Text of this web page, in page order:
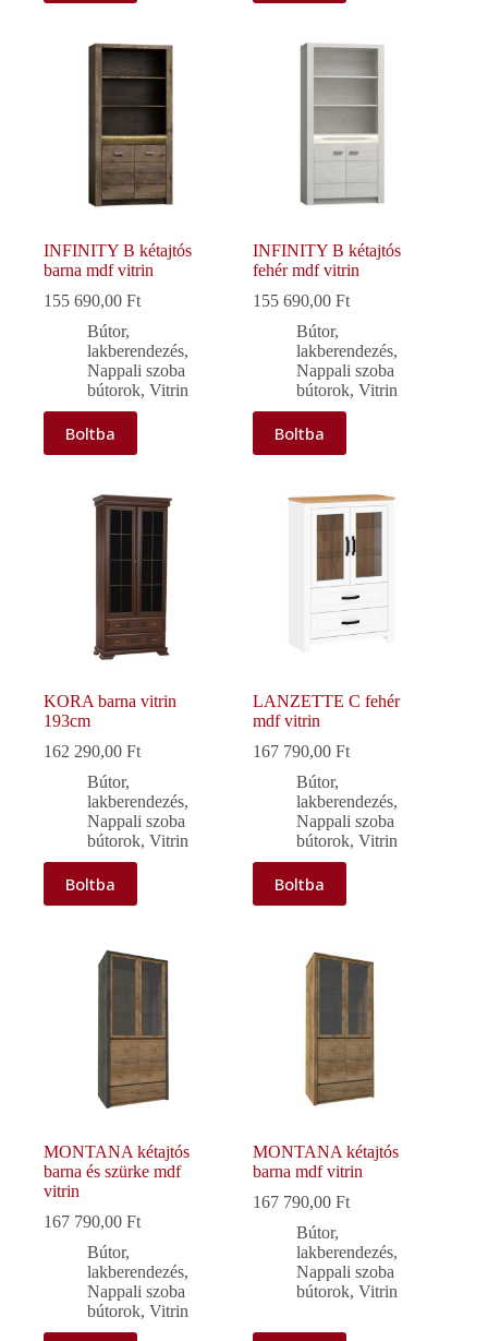
INFINITY B kétajtós
barna mdf vitrin
155 690,00 Ft
Bútor,
lakberendezés,
Nappali szoba
bútorok, Vitrin
Boltba
INFINITY B kétajtós
fehér mdf vitrin
155 690,00Ft
Bútor,
lakberendezés,
Nappali szoba
bútorok,Vitrin
Boltba
KORA barna vitrin
193cm
162 290,00 Ft
Bútor,
lakberendezés,
Nappali szoba
bútorok, Vitrin
Boltba
LANZETTE C fehér
mdf vitrin
167 790,00Ft
Bútor,
lakberendezés,
Nappali szoba
bútorok,Vitrin
Boltba
MONTANA kétajtós
barna és szürke mdf
vitrin
167 790,00 Ft
Bútor,
lakberendezés,
Nappali szoba
bútorok, Vitrin
MONTANA kétajtós
barna mdf vitrin
167 790,00Ft
Bútor,
lakberendezés,
Nappali szoba
bútorok,Vitrin